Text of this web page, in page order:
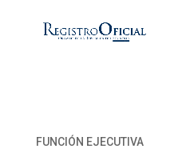
FUNCIÓN EJECUTIVA